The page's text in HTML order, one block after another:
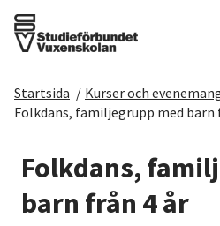
Det här gör vi
För dig som
Sök kurser och
Startsida / Kurser och
Folkdans, familjegrupp med barn
Folkdans,
barn från 4 år